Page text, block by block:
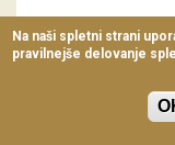
Predavanja
Delavnice
Vodeni ogledi
TRAJANJE
Na naši spletni strani
pravilnejše delovanje